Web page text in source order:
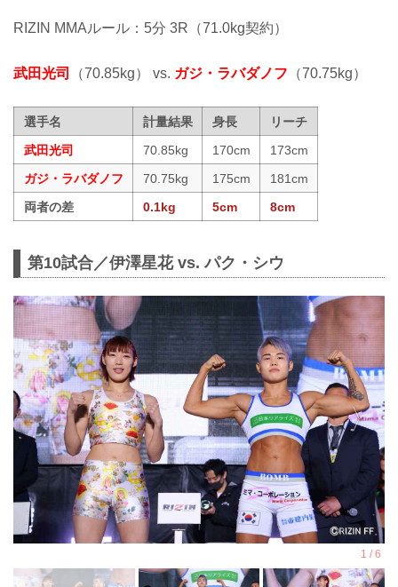
RIZIN MMAルール：5分 3R（71.0kg契約）
武田光司 （70.85kg） vs. ガジ・ラバダノフ （70.75kg）
選手名 計量結果 身長
リーチ
武田光司
70.85kg 170cm
173cm
ガジ・ラバダノフ
70.75kg 175cm
181cm
両者の差
0.1kg 5cm 8cm
第10試合／伊澤星花 vs. パク・シウ